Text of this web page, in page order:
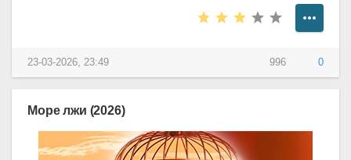
996 0
23-03-2026, 23:49
Море лжи (2026)